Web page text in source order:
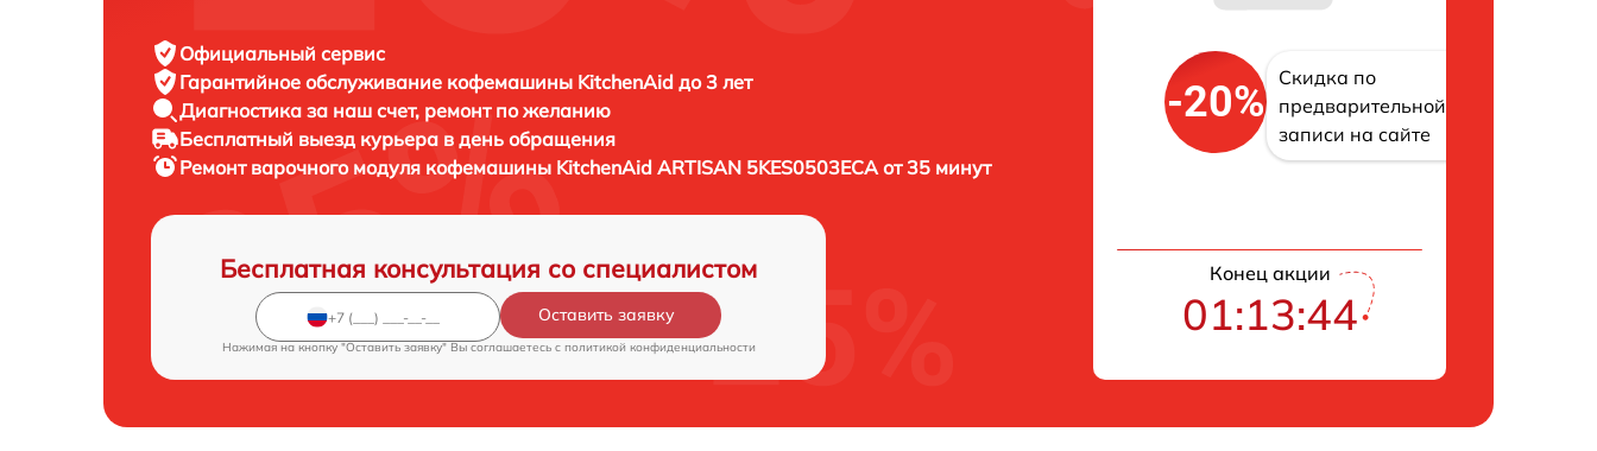
Официальный сервис
Гарантийное обслуживание кофемашины KitchenAid до 3 лет
Диагностика за наш счет, ремонт по желанию
Бесплатный выезд курьера в день обращения
Ремонт варочного модуля кофемашины KitchenAid ARTISAN 5KES0503ECA от 35 минут
Бесплатная консультация со специалистом
Оставить заявку
Нажимая на кнопку "Оставить заявку" Вы соглашаетесь c политикой конфиденциальности
-20%
Скидка по
предварительной
записи на сайте
Конец акции
01:13:43